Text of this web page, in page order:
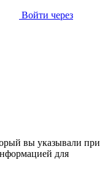
Войти через
вы указывали при
для